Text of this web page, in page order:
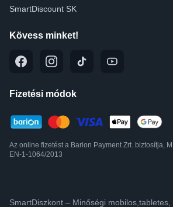
SmartDiscount SK
Kövess minket!
Fizetési módok
Az online fizetést a Barion Payment Zrt. biztosítja,
EN-1-1064/2013
SmartDiszkont – Minőségi